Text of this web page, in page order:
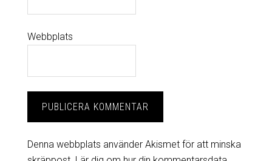
Webbplats
Denna webbplats använder Akismet för att minska